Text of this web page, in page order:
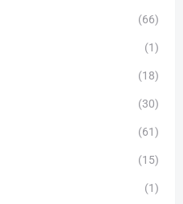
(66)
(1)
(18)
(30)
(61)
(15)
(1)